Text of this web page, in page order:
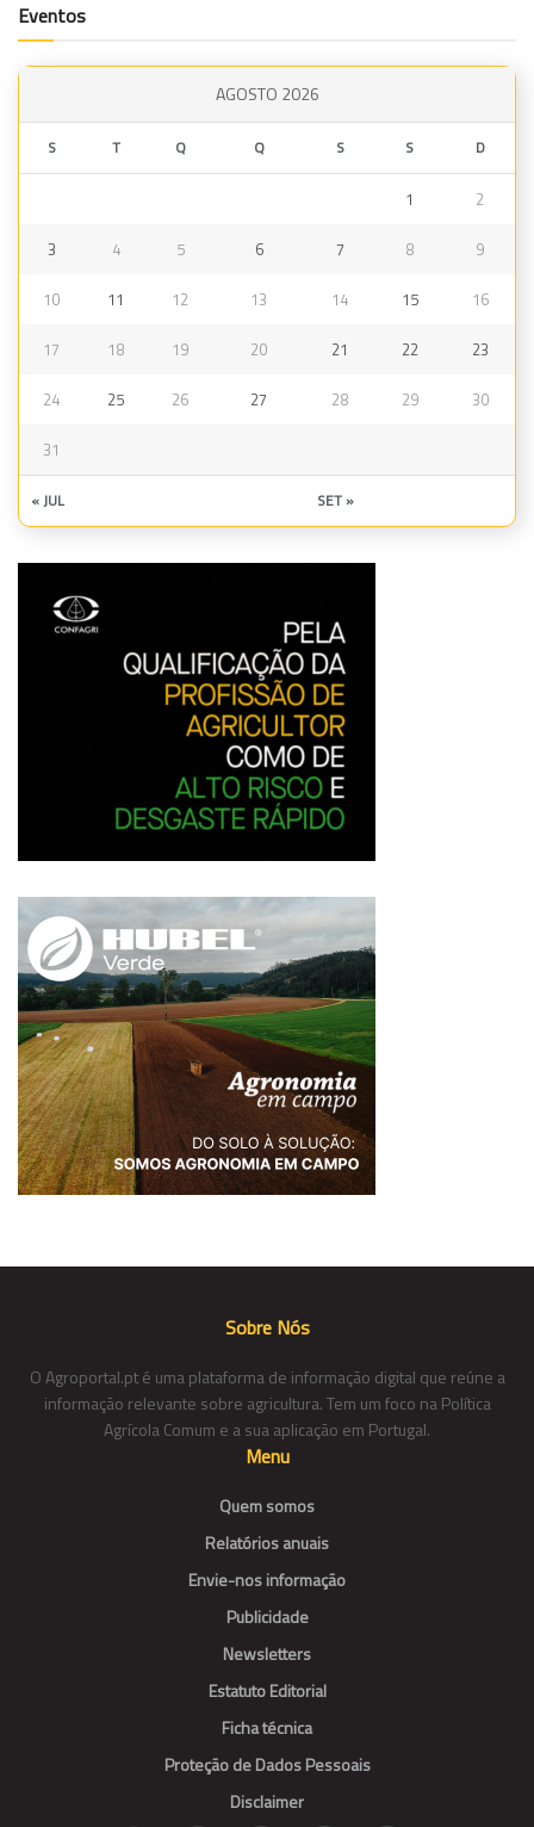
Eventos
AGOSTO 2026
S T Q Q S S D
1 2
3 4 5 6 7 8 9
10 11 12 13 14 15 16
17 18 19 20 21 22 23
24 25 26 27 28 29 30
31
« JUL SET »
Sobre Nós
O Agroportal.pt é uma plataforma de informação digital que reúne a
informação relevante sobre agricultura. Tem um foco na Política
Agrícola Comum e a sua aplicação em Portugal.
Menu
Quem somos
Relatórios anuais
Envie-nos informação
Publicidade
Newsletters
Estatuto Editorial
Ficha técnica
Proteção de Dados Pessoais
Disclaimer